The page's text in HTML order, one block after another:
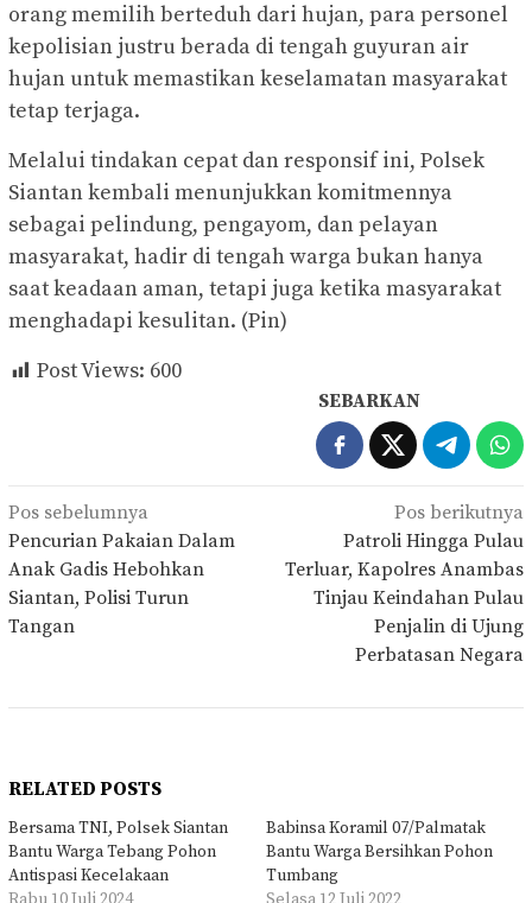
orang memilih berteduh dari hujan, para personel
kepolisian justru berada di tengah guyuran air
hujan untuk memastikan keselamatan masyarakat
tetap terjaga.
Melalui tindakan cepat dan responsif ini, Polsek
Siantan kembali menunjukkan komitmennya
sebagai pelindung, pengayom, dan pelayan
masyarakat, hadir di tengah warga bukan hanya
saat keadaan aman, tetapi juga ketika masyarakat
menghadapi kesulitan. (Pin)
Post Views: 600
SEBARKAN
Navigasi
pos
Pos sebelumnya
Pencurian Pakaian Dalam
Anak Gadis Hebohkan
Siantan, Polisi Turun
Tangan
Pos berikutnya
Patroli Hingga Pulau
Terluar, Kapolres Anambas
Tinjau Keindahan Pulau
Penjalin di Ujung
Perbatasan Negara
RELATED POSTS
Bersama TNI, Polsek Siantan
Bantu Warga Tebang Pohon
Antispasi Kecelakaan
Babinsa Koramil 07/Palmatak
Bantu Warga Bersihkan Pohon
Tumbang